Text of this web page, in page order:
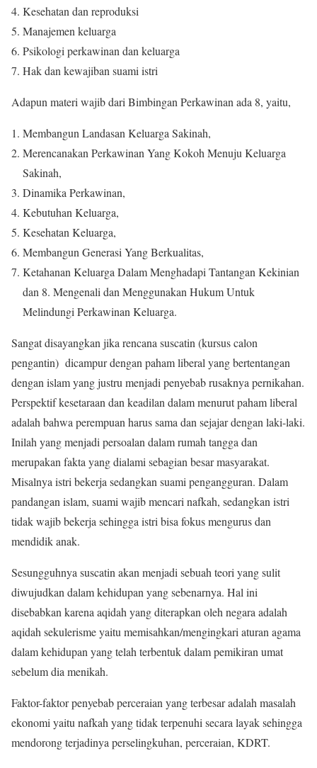
Kesehatan dan reproduksi
Manajemen keluarga
Psikologi perkawinan dan keluarga
Hak dan kewajiban suami istri
Adapun materi wajib dari Bimbingan Perkawinan ada 8, yaitu,
Membangun Landasan Keluarga Sakinah,
Merencanakan Perkawinan Yang Kokoh Menuju Keluarga
Sakinah,
Dinamika Perkawinan,
Kebutuhan Keluarga,
Kesehatan Keluarga,
Membangun Generasi Yang Berkualitas,
Ketahanan Keluarga Dalam Menghadapi Tantangan Kekinian
dan 8. Mengenali dan Menggunakan Hukum Untuk
Melindungi Perkawinan Keluarga.
Sangat disayangkan jika rencana suscatin (kursus calon
pengantin) dicampur dengan paham liberal yang bertentangan
dengan islam yang justru menjadi penyebab rusaknya pernikahan.
Perspektif kesetaraan dan keadilan dalam menurut paham liberal
adalah bahwa perempuan harus sama dan sejajar dengan laki-laki.
Inilah yang menjadi persoalan dalam rumah tangga dan
merupakan fakta yang dialami sebagian besar masyarakat.
Misalnya istri bekerja sedangkan suami pengangguran. Dalam
pandangan islam, suami wajib mencari nafkah, sedangkan istri
tidak wajib bekerja sehingga istri bisa fokus mengurus dan
mendidik anak.
Sesungguhnya suscatin akan menjadi sebuah teori yang sulit
diwujudkan dalam kehidupan yang sebenarnya. Hal ini
disebabkan karena aqidah yang diterapkan oleh negara adalah
aqidah sekulerisme yaitu memisahkan/mengingkari aturan agama
dalam kehidupan yang telah terbentuk dalam pemikiran umat
sebelum dia menikah.
Faktor-faktor penyebab perceraian yang terbesar adalah masalah
ekonomi yaitu nafkah yang tidak terpenuhi secara layak sehingga
mendorong terjadinya perselingkuhan, perceraian, KDRT.